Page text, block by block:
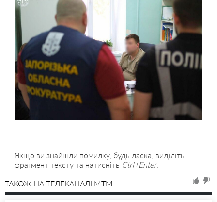
Якщо ви знайшли помилку, будь ласка, виділіть
фрагмент тексту та натисніть Ctrl+Enter.
ТАКОЖ НА ТЕЛЕКАНАЛІ MTM